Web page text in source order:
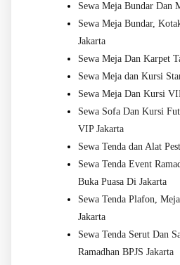
Sewa Meja Bundar Dan
Sewa Meja Bundar,
Jakarta
Sewa Meja Dan Karpet
Sewa Meja dan Kursi
Sewa Meja Dan Kursi
Sewa Sofa Dan Kursi
VIP Jakarta
Sewa Tenda dan Alat
Sewa Tenda Event
Buka Puasa Di Jakarta
Sewa Tenda Plafon,
Jakarta
Sewa Tenda Serut Dan
Ramadhan BPJS Jakarta